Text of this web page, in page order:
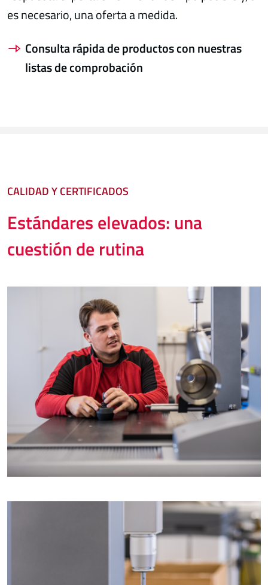
es necesario, una oferta a medida.
Consulta rápida de productos con nuestras
listas de comprobación
CALIDAD Y CERTIFICADOS
Estándares elevados: una
cuestión de rutina